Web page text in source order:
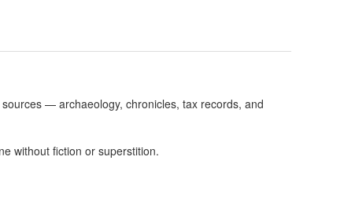
— archaeology, chronicles, tax records, and
without fiction or superstition.